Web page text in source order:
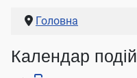
Головна
Календар подій